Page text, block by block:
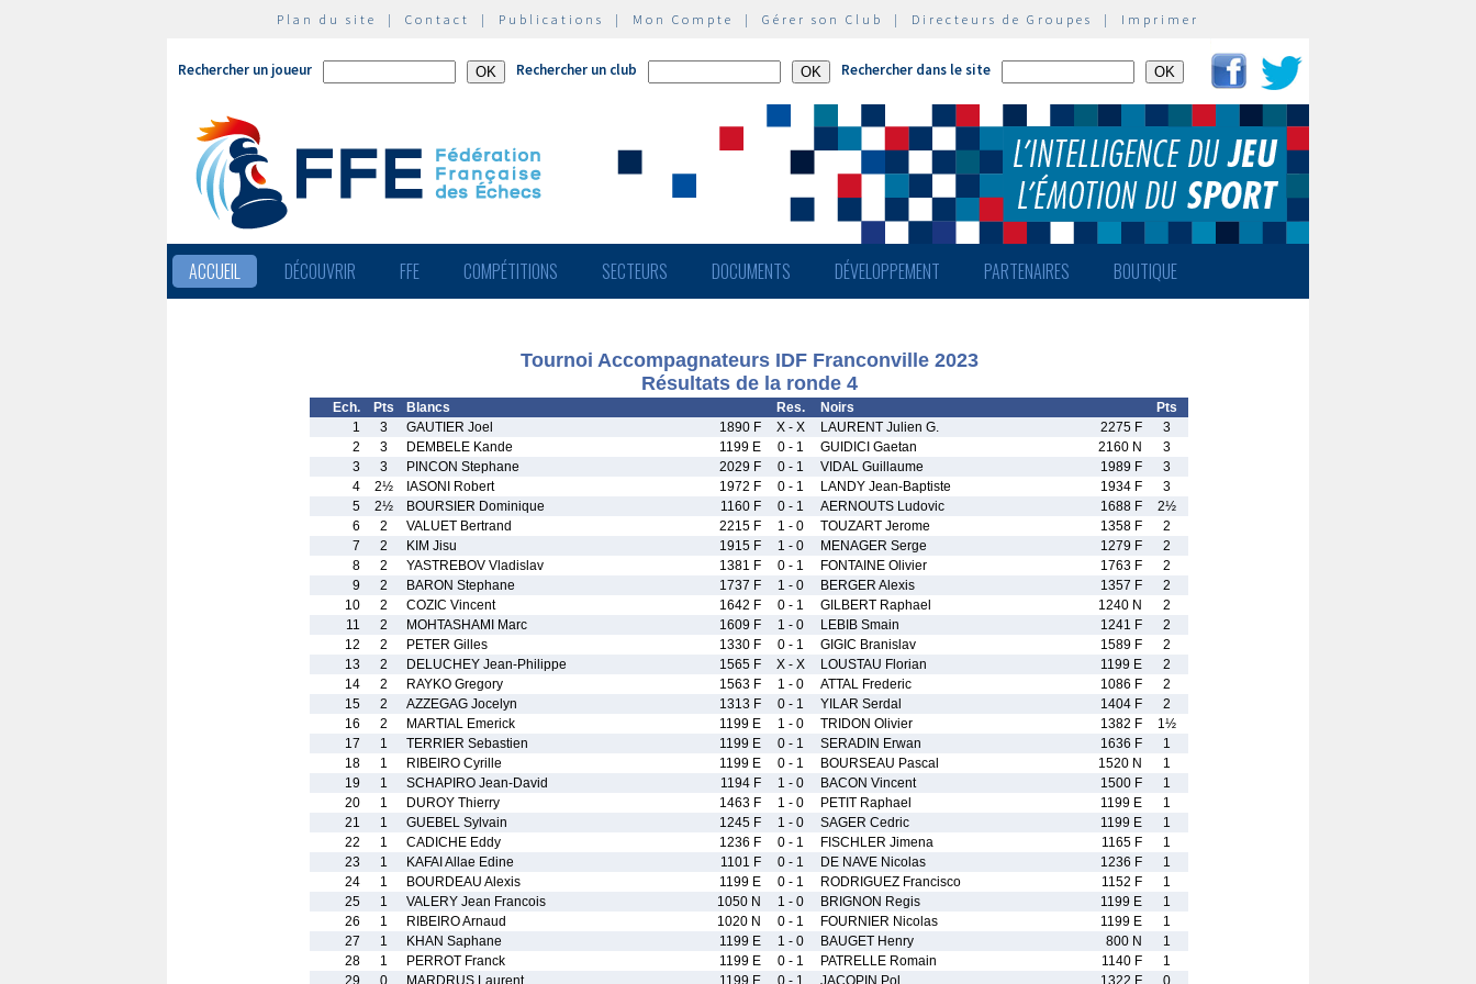
Plan du site | Contact | Publications | Mon Compte | Gérer son Club | Directeurs de Groupes | Imprimer
Rechercher un joueur Rechercher un club Rechercher dans le site
ACCUEIL DÉCOUVRIR FFE COMPÉTITIONS SECTEURS DOCUMENTS DÉVELOPPEMENT PARTENAIRES BOUTIQUE
Tournoi Accompagnateurs IDF Franconville 2023
Résultats de la ronde 4
Ech. Pts Blancs Res. Noirs
Pts
1
3 GAUTIER Joel 1890 F X - X LAURENT Julien G. 2275 F
3
2
3 DEMBELE Kande 1199 E 0 - 1 GUIDICI Gaetan 2160 N
3
3
3 PINCON Stephane 2029 F 0 - 1 VIDAL Guillaume 1989 F
3
4
2½ IASONI Robert 1972 F 0 - 1 LANDY Jean-Baptiste 1934 F
3
5
2½ BOURSIER Dominique 1160 F 0 - 1 AERNOUTS Ludovic 1688 F
2½
6
2 VALUET Bertrand 2215 F 1 - 0 TOUZART Jerome 1358 F
2
7
2 KIM Jisu 1915 F 1 - 0 MENAGER Serge 1279 F
2
8
2 YASTREBOV Vladislav 1381 F 0 - 1 FONTAINE Olivier 1763 F
2
9
2 BARON Stephane 1737 F 1 - 0 BERGER Alexis 1357 F
2
10
2 COZIC Vincent 1642 F 0 - 1 GILBERT Raphael 1240 N
2
11
2 MOHTASHAMI Marc 1609 F 1 - 0 LEBIB Smain 1241 F
2
12
2 PETER Gilles 1330 F 0 - 1 GIGIC Branislav 1589 F
2
13
2 DELUCHEY Jean-Philippe 1565 F X - X LOUSTAU Florian 1199 E
2
14
2 RAYKO Gregory 1563 F 1 - 0 ATTAL Frederic 1086 F
2
15
2 AZZEGAG Jocelyn 1313 F 0 - 1 YILAR Serdal 1404 F
2
16
2 MARTIAL Emerick 1199 E 1 - 0 TRIDON Olivier 1382 F
1½
17
1 TERRIER Sebastien 1199 E 0 - 1 SERADIN Erwan 1636 F
1
18
1 RIBEIRO Cyrille 1199 E 0 - 1 BOURSEAU Pascal 1520 N
1
19
1 SCHAPIRO Jean-David 1194 F 1 - 0 BACON Vincent 1500 F
1
20
1 DUROY Thierry 1463 F 1 - 0 PETIT Raphael 1199 E
1
21
1 GUEBEL Sylvain 1245 F 1 - 0 SAGER Cedric 1199 E
1
22
1 CADICHE Eddy 1236 F 0 - 1 FISCHLER Jimena 1165 F
1
23
1 KAFAI Allae Edine 1101 F 0 - 1 DE NAVE Nicolas 1236 F
1
24
1 BOURDEAU Alexis 1199 E 0 - 1 RODRIGUEZ Francisco 1152 F
1
25
1 VALERY Jean Francois 1050 N 1 - 0 BRIGNON Regis 1199 E
1
26
1 RIBEIRO Arnaud 1020 N 0 - 1 FOURNIER Nicolas 1199 E
1
27
1 KHAN Saphane 1199 E 1 - 0 BAUGET Henry 800 N
1
28
1 PERROT Franck 1199 E 0 - 1 PATRELLE Romain 1140 F
1
29
0 MARDRUS Laurent 1199 E 0 - 1 JACOPIN Pol 1322 F 0